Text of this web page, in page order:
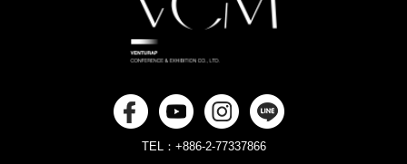
TEL：+886-2-77337866